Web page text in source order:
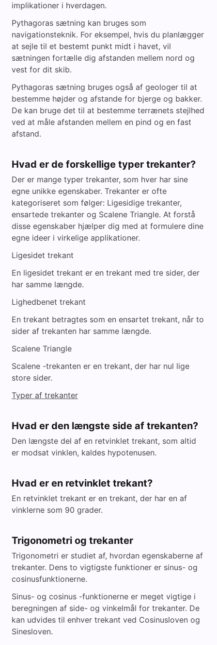
implikationer i hverdagen.
Pythagoras sætning kan bruges som
navigationsteknik. For eksempel, hvis du planlægger
at sejle til et bestemt punkt midt i havet, vil
sætningen fortælle dig afstanden mellem nord og
vest for dit skib.
Pythagoras sætning bruges også af geologer til at
bestemme højder og afstande for bjerge og bakker.
De kan bruge det til at bestemme terrænets stejlhed
ved at måle afstanden mellem en pind og en fast
afstand.
Hvad er de forskellige typer trekanter?
Der er mange typer trekanter, som hver har sine
egne unikke egenskaber. Trekanter er ofte
kategoriseret som følger: Ligesidige trekanter,
ensartede trekanter og Scalene Triangle. At forstå
disse egenskaber hjælper dig med at formulere dine
egne ideer i virkelige applikationer.
Ligesidet trekant
En ligesidet trekant er en trekant med tre sider, der
har samme længde.
Lighedbenet trekant
En trekant betragtes som en ensartet trekant, når to
sider af trekanten har samme længde.
Scalene Triangle
Scalene -trekanten er en trekant, der har nul lige
store sider.
Typer af trekanter
Hvad er den længste side af trekanten?
Den længste del af en retvinklet trekant, som altid
er modsat vinklen, kaldes hypotenusen.
Hvad er en retvinklet trekant?
En retvinklet trekant er en trekant, der har en af
vinklerne som 90 grader.
Trigonometri og trekanter
Trigonometri er studiet af, hvordan egenskaberne af
trekanter. Dens to vigtigste funktioner er sinus- og
cosinusfunktionerne.
Sinus- og cosinus -funktionerne er meget vigtige i
beregningen af side- og vinkelmål for trekanter. De
kan udvides til enhver trekant ved Cosinusloven og
Sinesloven.